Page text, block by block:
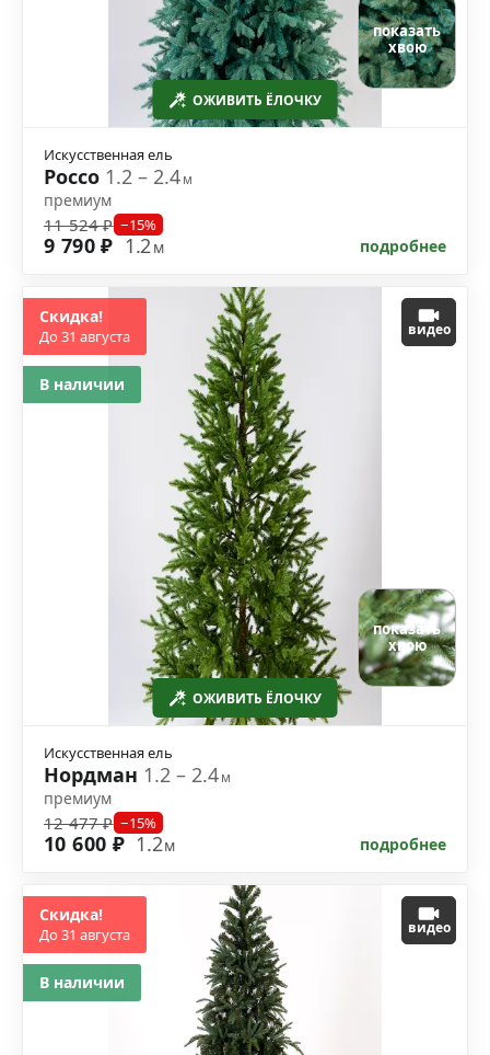
ОЖИВИТЬ ЁЛОЧКУ
показать
хвою
Искусственная ель
Россо 1.2 – 2.4м
премиум
11 524 ₽ −15%
9 790 ₽ 1.2м подробнее
ОЖИВИТЬ ЁЛОЧКУ
видео
показать
хвою
Искусственная ель
Нордман 1.2 – 2.4м
премиум
12 477 ₽ −15%
10 600 ₽ 1.2м подробнее
Скидка!
До 31 августа
В наличии
видео
Скидка!
До 31 августа
В наличии